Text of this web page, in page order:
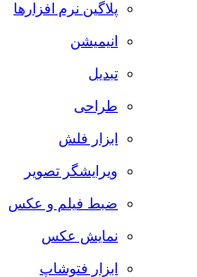
پلاگین نرم افزارها
انیمیشن
تبدیل
طراحی
ابزار فلش
ویرایشگر تصویر
ضبط فيلم و عكس
نمایش عکس
ابزار فتوشاپ